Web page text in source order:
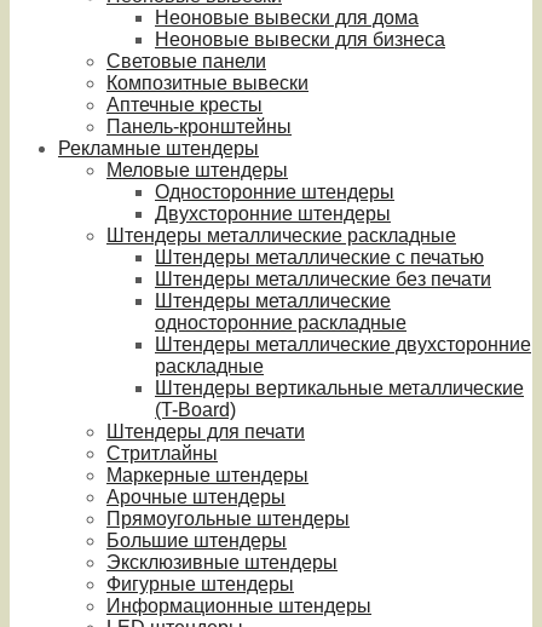
Неоновые вывески для дома
Неоновые вывески для бизнеса
Световые панели
Композитные вывески
Аптечные кресты
Панель-кронштейны
Рекламные штендеры
Меловые штендеры
Односторонние штендеры
Двухсторонние штендеры
Штендеры металлические раскладные
Штендеры металлические с печатью
Штендеры металлические без печати
Штендеры металлические
односторонние раскладные
Штендеры металлические двухсторонние
раскладные
Штендеры вертикальные металлические
(T-Board)
Штендеры для печати
Стритлайны
Маркерные штендеры
Арочные штендеры
Прямоугольные штендеры
Большие штендеры
Эксклюзивные штендеры
Фигурные штендеры
Информационные штендеры